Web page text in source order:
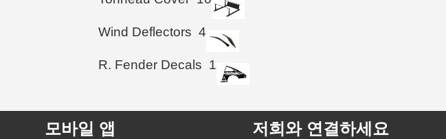
Wind Deflectors 4
R. Fender Decals 1
모바일 앱 저희와 연결하세요